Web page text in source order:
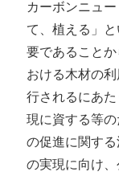
カーボンニュ
て、植える」
要であること
おける木材の
行されるにあ
現に資する等
の促進に関す
の実現に向け